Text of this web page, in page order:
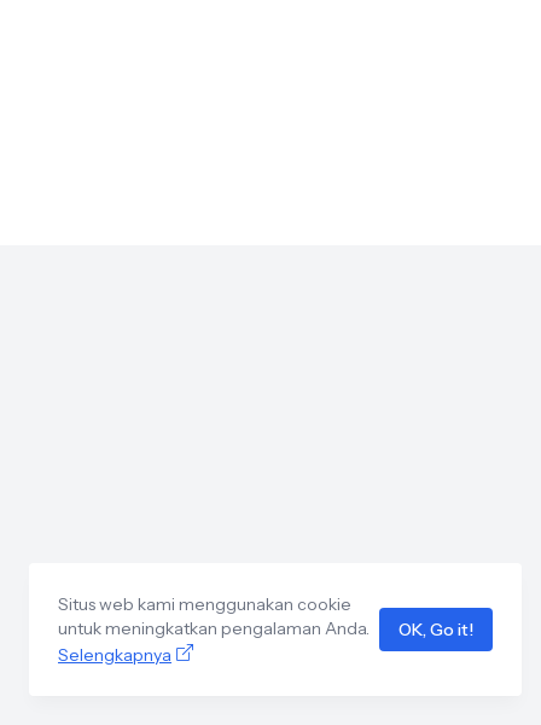
Situs web kami menggunakan cookie
untuk meningkatkan pengalaman Anda.
Selengkapnya
OK, Go it!